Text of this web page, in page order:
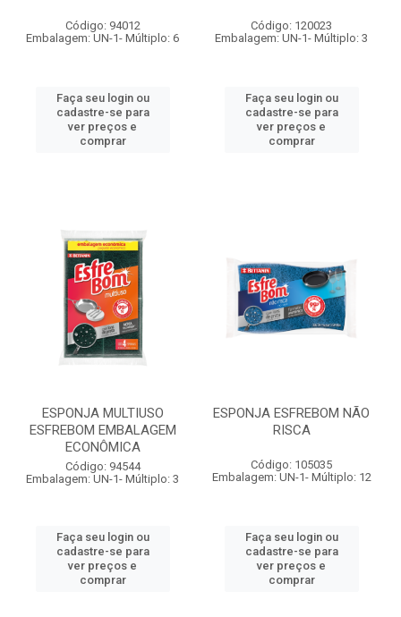
Código: 94012
Embalagem: UN-1- Múltiplo: 6
Faça seu login ou
cadastre-se para
ver preços e
comprar
Código: 120023
Embalagem: UN-1- Múltiplo: 3
Faça seu login ou
cadastre-se para
ver preços e
comprar
ESPONJA MULTIUSO
ESFREBOM EMBALAGEM
ECONÔMICA
Código: 94544
Embalagem: UN-1- Múltiplo: 3
Faça seu login ou
cadastre-se para
ver preços e
comprar
ESPONJA ESFREBOM NÃO
RISCA
Código: 105035
Embalagem: UN-1- Múltiplo: 12
Faça seu login ou
cadastre-se para
ver preços e
comprar